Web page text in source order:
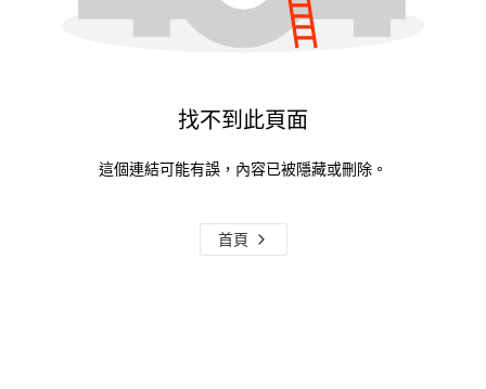
找不到此頁面
這個連結可能有誤，內容已被隱藏或刪除。
首頁